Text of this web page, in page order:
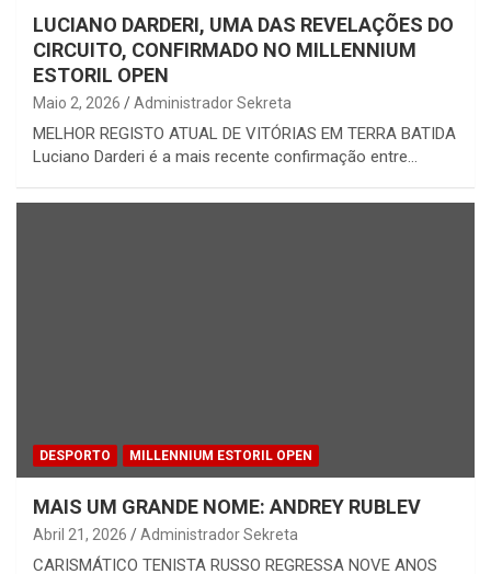
LUCIANO DARDERI, UMA DAS REVELAÇÕES DO
CIRCUITO, CONFIRMADO NO MILLENNIUM
ESTORIL OPEN
Maio 2, 2026 Administrador Sekreta
MELHOR REGISTO ATUAL DE VITÓRIAS EM TERRA BATIDA
Luciano Darderi é a mais recente confirmação entre…
DESPORTO MILLENNIUM ESTORIL OPEN
MAIS UM GRANDE NOME: ANDREY RUBLEV
Abril 21, 2026 Administrador Sekreta
CARISMÁTICO TENISTA RUSSO REGRESSA NOVE ANOS